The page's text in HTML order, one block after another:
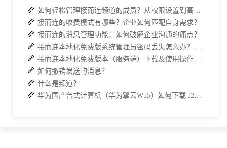
如何轻松管理接而连频道的成员？从权限设置到高效协作全指南
接而连的收费模式有哪些？企业如何匹配自身需求？
接而连的消息管理功能：如何破解企业沟通的痛点？
接而连本地化免费版系统管理员密码丢失怎么办？两种解决方案帮你快速恢复权限
接而连本地化免费版本（服务端）下载及使用操作手册
如何撤销发送的消息？
什么是频道？
华为国产台式计算机（华为擎云W55）如何下载 J2L3x 客户端